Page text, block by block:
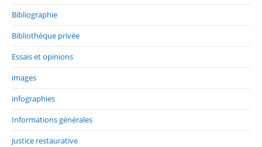
Bibliographie
Bibliothèque privée
Essais et opinions
images
infographies
Informations générales
Justice restaurative